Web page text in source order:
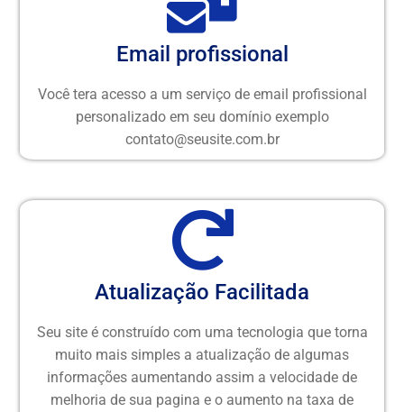
Email profissional
Você tera acesso a um serviço de email profissional
personalizado em seu domínio exemplo
contato@seusite.com.br
Atualização Facilitada
Seu site é construído com uma tecnologia que torna
muito mais simples a atualização de algumas
informações aumentando assim a velocidade de
melhoria de sua pagina e o aumento na taxa de